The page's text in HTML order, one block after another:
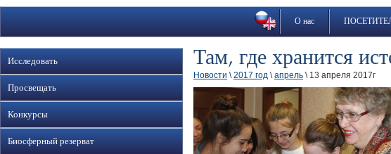
О нас
Исследовать
Просвещать
Конкурсы
Биосферный резерват
Там, где хранится
Новости \2017 год \апрель \ 13 апреля 2017г